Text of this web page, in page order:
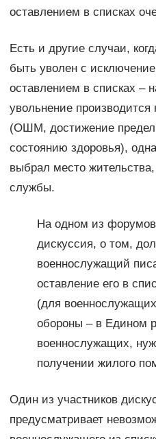
оставлением в списках
Есть и другие случаи,
быть уволен с
оставлением в списках –
увольнение
(ОШМ, достижение
состоянию здоровья),
выбрал место
службы.
На одном из форумов
дискуссия, о том,
военнослужащий
оставление его в
(для
обороны – в Едином
военнослужащих,
получении жилого
Один из участников
предусматривает